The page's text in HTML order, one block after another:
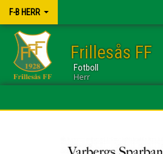
F-B HERR
Frillesås FF
Fotboll
Herr